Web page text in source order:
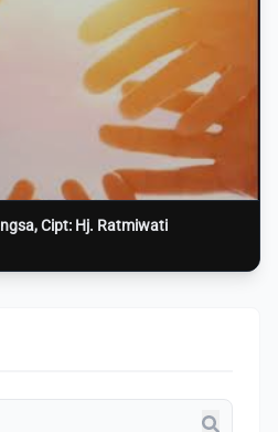
Cipt: Hj. Ratmiwati